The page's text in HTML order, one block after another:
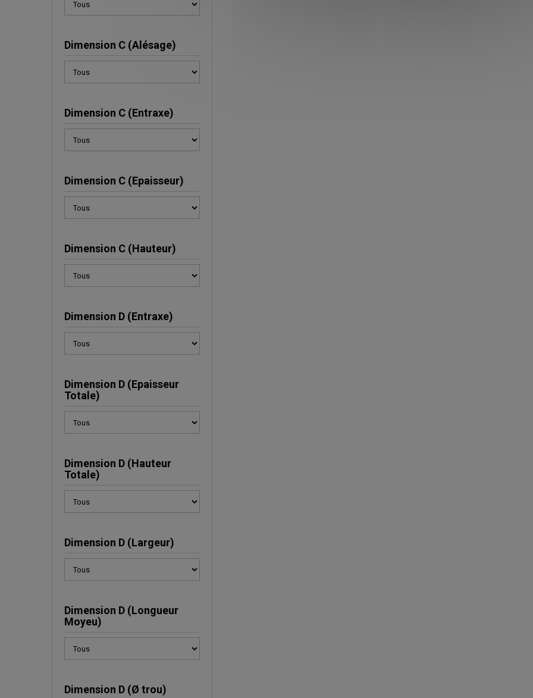
Dimension C (Alésage)
Dimension C (Entraxe)
Dimension C (Epaisseur)
Dimension C (Hauteur)
Dimension D (Entraxe)
Dimension D (Epaisseur
Totale)
Dimension D (Hauteur
Totale)
Dimension D (Largeur)
Dimension D (Longueur
Moyeu)
Dimension D (Ø trou)